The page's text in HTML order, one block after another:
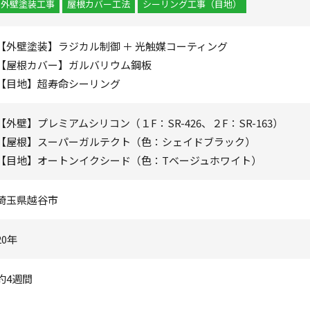
外壁塗装工事 屋根カバー工法 シーリング工事（目地）
外壁塗装】ラジカル制御 ＋ 光触媒コーティング
屋根カバー】ガルバリウム鋼板
目地】超寿命シーリング
外壁】プレミアムシリコン（１F：SR-426、２F：SR-163）
屋根】スーパーガルテクト（色：シェイドブラック）
目地】オートンイクシード（色：Tベージュホワイト）
玉県越谷市
年
4週間